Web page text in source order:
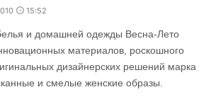
15:52
и домашней одежды Весна-Лето
материалов, роскошного
дизайнерских решений марка
и смелые женские образы.